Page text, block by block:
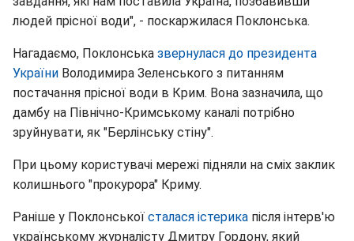
людей прісної води", - поскаржилася Поклонська.
Нагадаємо, Поклонська звернулася до президента
України Володимира Зеленського з питанням
постачання прісної води в Крим. Вона зазначила, що
дамбу на Північно-Кримському каналі потрібно
зруйнувати, як "Берлінську стіну".
При цьому користувачі мережі підняли на сміх заклик
колишнього "прокурора" Криму.
Раніше у Поклонської сталася істерика після інтерв'ю
українському журналісту Дмитру Гордону, який